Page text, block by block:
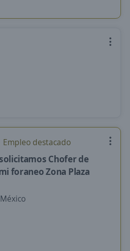
Empleo destacado
Chofer de
foraneo Zona Plaza